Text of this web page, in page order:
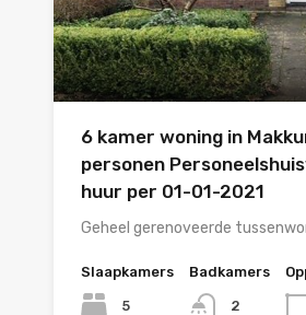
6 kamer woning in
personen
huur per 01-01-2021
Geheel gerenoveerde
Slaapkamers
5
Badkamers
2